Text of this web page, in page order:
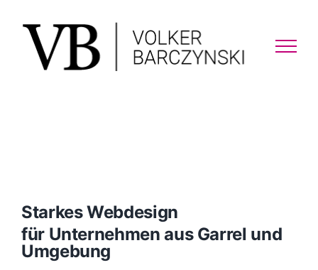
content
Starkes Webdesign
für Unternehmen aus Garrel und
Umgebung